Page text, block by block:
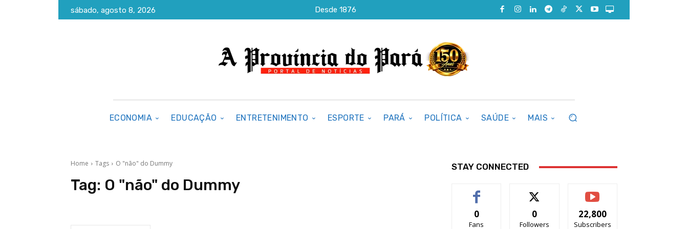
sábado, agosto 8, 2026 Desde 1876
ECONOMIA EDUCAÇÃO ENTRETENIMENTO ESPORTE PARÁ POLÍTICA SAÚDE MAIS
Home Tags O "não" do Dummy
Tag: O "não" do Dummy
STAY CONNECTED
0
Fans
0
Followers
22,800
Subscribers